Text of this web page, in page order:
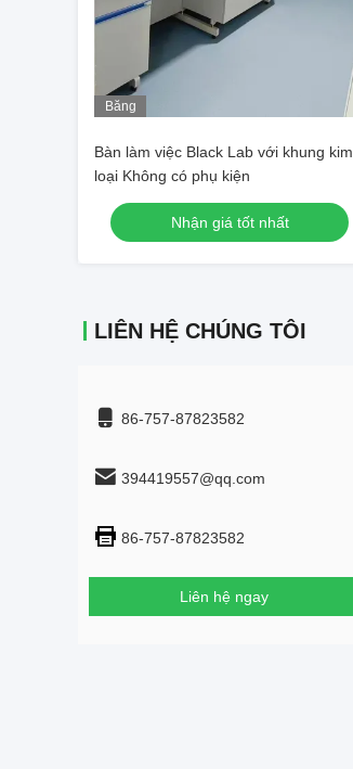
Băng
Bàn làm việc Black Lab với khung kim
loại Không có phụ kiện
Nhận giá tốt nhất
LIÊN HỆ CHÚNG TÔI
86-757-87823582
394419557@qq.com
86-757-87823582
Liên hệ ngay